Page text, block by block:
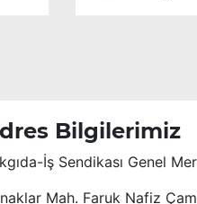
Bilgilerimiz
İş Sendikası Genel
Mah. Faruk Nafiz